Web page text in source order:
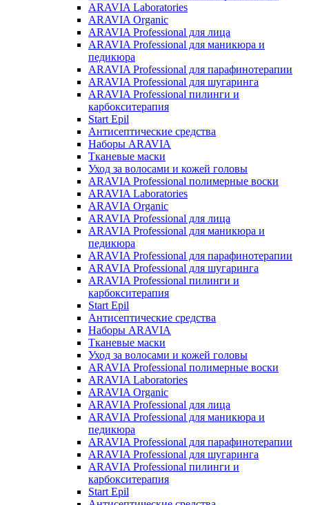
ARAVIA Laboratories
ARAVIA Organic
ARAVIA Professional для лица
ARAVIA Professional для маникюра и
педикюра
ARAVIA Professional для парафинотерапии
ARAVIA Professional для шугаринга
ARAVIA Professional пилинги и
карбокситерапия
Start Epil
Антисептические средства
Наборы ARAVIA
Тканевые маски
Уход за волосами и кожей головы
ARAVIA Professional полимерные воски
ARAVIA Laboratories
ARAVIA Organic
ARAVIA Professional для лица
ARAVIA Professional для маникюра и
педикюра
ARAVIA Professional для парафинотерапии
ARAVIA Professional для шугаринга
ARAVIA Professional пилинги и
карбокситерапия
Start Epil
Антисептические средства
Наборы ARAVIA
Тканевые маски
Уход за волосами и кожей головы
ARAVIA Professional полимерные воски
ARAVIA Laboratories
ARAVIA Organic
ARAVIA Professional для лица
ARAVIA Professional для маникюра и
педикюра
ARAVIA Professional для парафинотерапии
ARAVIA Professional для шугаринга
ARAVIA Professional пилинги и
карбокситерапия
Start Epil